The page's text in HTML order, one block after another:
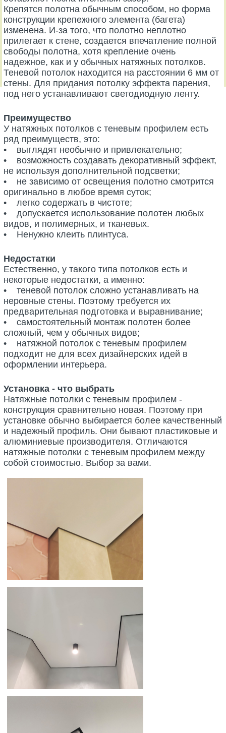
Крепятся полотна обычным способом, но форма
конструкции крепежного элемента (багета)
изменена. И-за того, что полотно неплотно
прилегает к стене, создается впечатление полной
свободы полотна, хотя крепление очень
надежное, как и у обычных натяжных потолков.
Теневой потолок находится на расстоянии 6 мм от
стены. Для придания потолку эффекта парения,
под него устанавливают светодиодную ленту.
Преимущество
У натяжных потолков с теневым профилем есть
ряд преимуществ, это:
• выглядят необычно и привлекательно;
• возможность создавать декоративный эффект,
не используя дополнительной подсветки;
• не зависимо от освещения полотно смотрится
оригинально в любое время суток;
• легко содержать в чистоте;
• допускается использование полотен любых
видов, и полимерных, и тканевых.
• Ненужно клеить плинтуса.
Недостатки
Естественно, у такого типа потолков есть и
некоторые недостатки, а именно:
• теневой потолок сложно устанавливать на
неровные стены. Поэтому требуется их
предварительная подготовка и выравнивание;
• самостоятельный монтаж полотен более
сложный, чем у обычных видов;
• натяжной потолок с теневым профилем
подходит не для всех дизайнерских идей в
оформлении интерьера.
Установка - что выбрать
Натяжные потолки с теневым профилем -
конструкция сравнительно новая. Поэтому при
установке обычно выбирается более качественный
и надежный профиль. Они бывают пластиковые и
алюминиевые производителя. Отличаются
натяжные потолки с теневым профилем между
собой стоимостью. Выбор за вами.